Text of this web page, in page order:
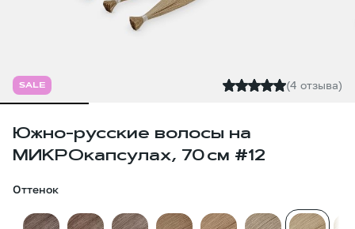
SALE (4 отзыва)
Южно-русские волосы на
МИКРОкапсулах, 70 см #12
Оттенок